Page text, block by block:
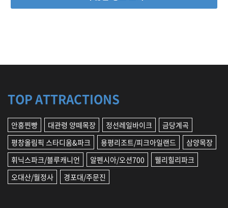
TOP ATTRACTIONS
안흥찐빵 대관령 양떼목장 정선레일바이크
금당계곡
평창올림픽 스타디움&파크
용평리조트/피크아일랜드
삼양목장
휘닉스파크/블루캐니언
알펜시아/오션700
웰리힐리파크
오대산/월정사
경포대/주문진